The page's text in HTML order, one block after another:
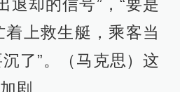
退却的信号”，“要是
上救生艇，乘客当
了”。（马克思）这
剧。